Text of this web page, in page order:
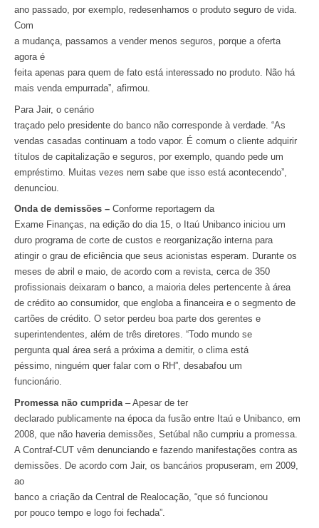
ano passado, por exemplo, redesenhamos o produto seguro de vida.
Com
a mudança, passamos a vender menos seguros, porque a oferta
agora é
feita apenas para quem de fato está interessado no produto. Não há
mais venda empurrada”, afirmou.
Para Jair, o cenário
traçado pelo presidente do banco não corresponde à verdade. “As
vendas casadas continuam a todo vapor. É comum o cliente adquirir
títulos de capitalização e seguros, por exemplo, quando pede um
empréstimo. Muitas vezes nem sabe que isso está acontecendo”,
denunciou.
Onda de demissões – Conforme reportagem da
Exame Finanças, na edição do dia 15, o Itaú Unibanco iniciou um
duro programa de corte de custos e reorganização interna para
atingir o grau de eficiência que seus acionistas esperam. Durante os
meses de abril e maio, de acordo com a revista, cerca de 350
profissionais deixaram o banco, a maioria deles pertencente à área
de crédito ao consumidor, que engloba a financeira e o segmento de
cartões de crédito. O setor perdeu boa parte dos gerentes e
superintendentes, além de três diretores. “Todo mundo se
pergunta qual área será a próxima a demitir, o clima está
péssimo, ninguém quer falar com o RH”, desabafou um
funcionário.
Promessa não cumprida– Apesar de ter
declarado publicamente na época da fusão entre Itaú e Unibanco, em
2008, que não haveria demissões, Setúbal não cumpriu a promessa.
A Contraf-CUT vêm denunciando e fazendo manifestações contra as
demissões. De acordo com Jair, os bancários propuseram, em 2009,
ao
banco a criação da Central de Realocação, “que só funcionou
por pouco tempo e logo foi fechada”.